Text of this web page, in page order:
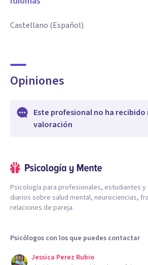
Castellano (Español)
Opiniones
Este profesional no ha recibido
valoración
Psicología para profesionales, estudiantes
diarios sobre salud mental, neurociencias,
relaciones de pareja.
Psicólogos con los que puedes contactar
Jessica Perez Rubio